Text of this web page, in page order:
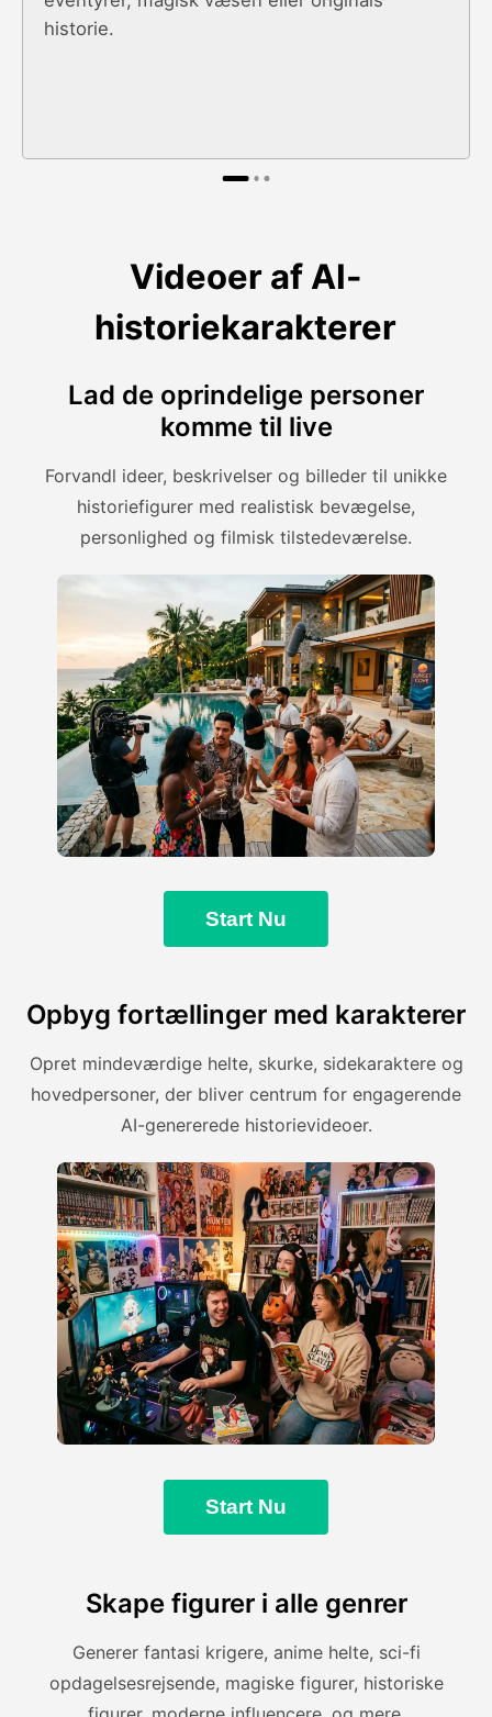
historie.
Videoer af AI-
historiekarakterer
Lad de oprindelige personer
komme til live
Forvandl ideer, beskrivelser og billeder til unikke
historiefigurer med realistisk bevægelse,
personlighed og filmisk tilstedeværelse.
Start Nu
Opbyg fortællinger med karakterer
Opret mindeværdige helte, skurke, sidekaraktere og
hovedpersoner, der bliver centrum for engagerende
AI-genererede historievideoer.
Start Nu
Skape figurer i alle genrer
Generer fantasi krigere, anime helte, sci-fi
opdagelsesrejsende, magiske figurer, historiske